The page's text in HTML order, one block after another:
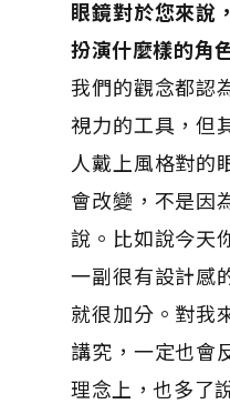
眼鏡對於您來說
扮演什麼樣的角
我們的觀念都認
視力的工具，但
人戴上風格對的
會改變，不是因
說。比如說今天
一副很有設計感
就很加分。對我
講究，一定也會
理念上，也多了